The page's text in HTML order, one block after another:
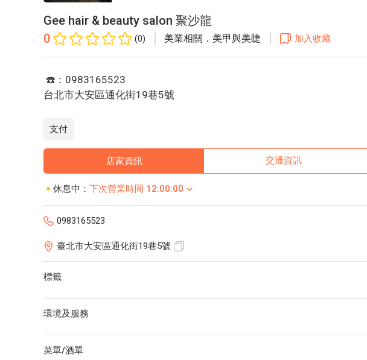
Gee hair & beauty salon 聚沙龍
0
(0) 美業相關．美甲與美睫 加入收藏
☎️：0983165523
台北市大安區通化街19巷5號
支付
店家資訊 交通資訊
休息中： 下次營業時間 12:00:00
0983165523
臺北市大安區通化街19巷5號
標籤
環境及服務
菜單/酒單